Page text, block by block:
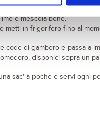
e mescola bene.
metti in frigorifero fino al
code di gambero e passa a
disponici sopra un
sac' à poche e servi ogni